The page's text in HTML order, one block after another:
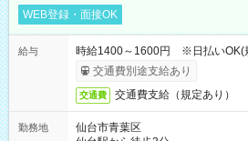
WEB登録・面接OK
給与
時給1400～1600円 ※日払いOK(
交通費別途支給あり
交通費 交通費支給（規定あり）
勤務地
仙台市青葉区